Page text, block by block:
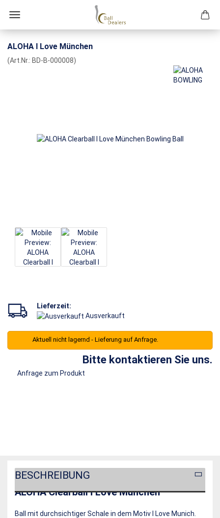
ALOHA I Love München
(Art.Nr.: BD-B-000008)
Lieferzeit:
Ausverkauft
Aktuell nicht lagernd - Lieferung auf Anfrage.
Bitte kontaktieren Sie uns.
Anfrage zum Produkt
BESCHREIBUNG
ALOHA Clearball I Love München
Ball mit durchsichtiger Schale in dem Motiv I Love Munich.